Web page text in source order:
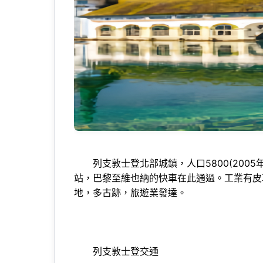
列支敦士登北部城鎮，人口5800(2005年)
站，巴黎至維也納的快車在此通過。工業有
地，多古跡，旅遊業發達。
列支敦士登交通